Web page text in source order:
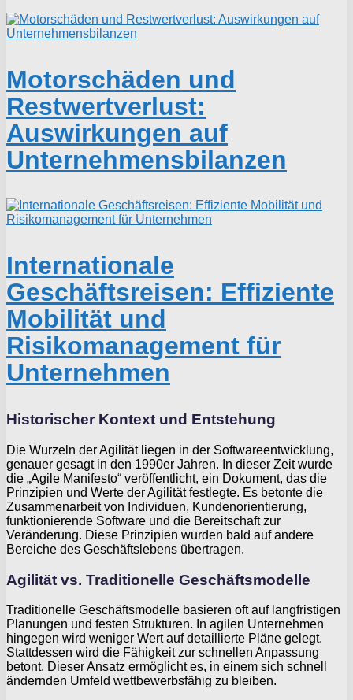
Motorschäden und
Restwertverlust:
Auswirkungen auf
Unternehmensbilanzen
Internationale
Geschäftsreisen: Effiziente
Mobilität und
Risikomanagement für
Unternehmen
Historischer Kontext und Entstehung
Die Wurzeln der Agilität liegen in der Softwareentwicklung,
genauer gesagt in den 1990er Jahren. In dieser Zeit wurde
die „Agile Manifesto“ veröffentlicht, ein Dokument, das die
Prinzipien und Werte der Agilität festlegte. Es betonte die
Zusammenarbeit von Individuen, Kundenorientierung,
funktionierende Software und die Bereitschaft zur
Veränderung. Diese Prinzipien wurden bald auf andere
Bereiche des Geschäftslebens übertragen.
Agilität vs. Traditionelle Geschäftsmodelle
Traditionelle Geschäftsmodelle basieren oft auf langfristigen
Planungen und festen Strukturen. In agilen Unternehmen
hingegen wird weniger Wert auf detaillierte Pläne gelegt.
Stattdessen wird die Fähigkeit zur schnellen Anpassung
betont. Dieser Ansatz ermöglicht es, in einem sich schnell
ändernden Umfeld wettbewerbsfähig zu bleiben.